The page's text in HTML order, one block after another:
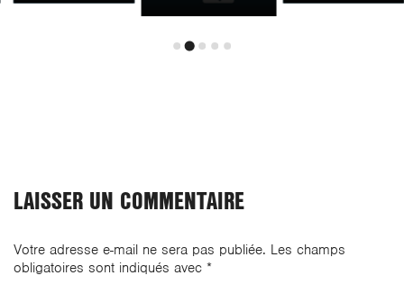
LAISSER UN COMMENTAIRE
Votre adresse e-mail ne sera pas publiée. Les champs
obligatoires sont indiqués avec *